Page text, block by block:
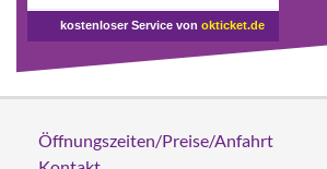
kostenloser Service von okticket.de
Öffnungszeiten/Preise/Anfahrt